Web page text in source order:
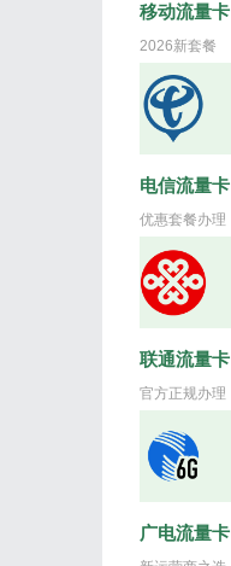
移动流量卡
2026新套餐
电信流量卡
优惠套餐办理
联通流量卡
官方正规办理
广电流量卡